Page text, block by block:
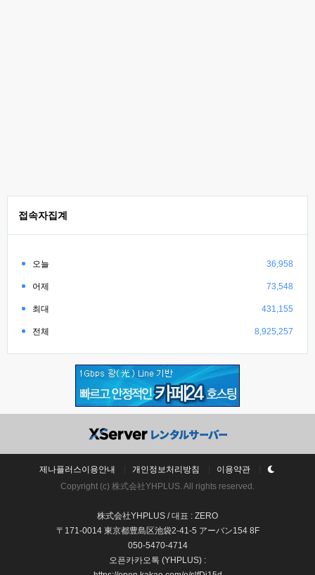
접속자집계
오늘 36,958
어제 73,548
최대 431,155
전체 8,925,257
제나플러스이용안내 개인정보처리방침
이용약관
Copyright (c) 株式会社YHPLUS. All rights reserved.
株式会社YHPLUS / 대표 : ZERO
〒171-0014 東京都豊島区池袋2-41-5 アーバン154 8F
050-5470-4714
오픈카카오톡 (YHPLUS) :